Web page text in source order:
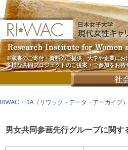
※蔵書のご寄付・資料のご提供、大学や企業にお
多様な共同プロジェクトのご提案・ご参加をお待
RIWAC・DA（リワック・データ・アーカイブ）
男女共同参画先行グループに関